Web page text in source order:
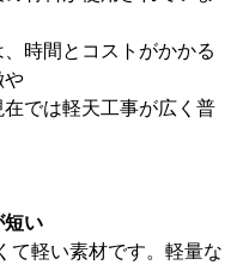
時間とコストがかかる
や
では軽天工事が広く普
短い
て軽い素材です。軽量な